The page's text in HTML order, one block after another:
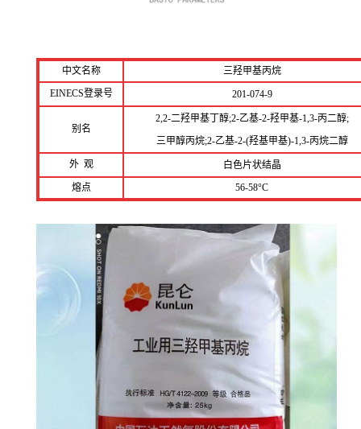
中文名称
三羟甲基丙烷
EINECS登录号
201-074-9
别名
2,2-二羟甲基丁醇;2-乙基-2-羟甲基-1,3-丙二醇;
三甲醇丙烷;2-乙基-2-(羟基甲基)-1,3-丙烷二醇
外 观
白色片状结晶
熔点
56-58°C